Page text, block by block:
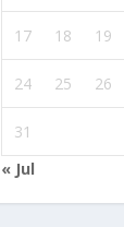
17 18 19
24 25 26
31
« Jul